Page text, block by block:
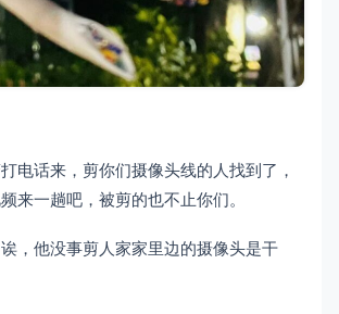
电话来，剪你们摄像头线的人找到了，
来一趟吧，被剪的也不止你们。
，他没事剪人家家里边的摄像头是干